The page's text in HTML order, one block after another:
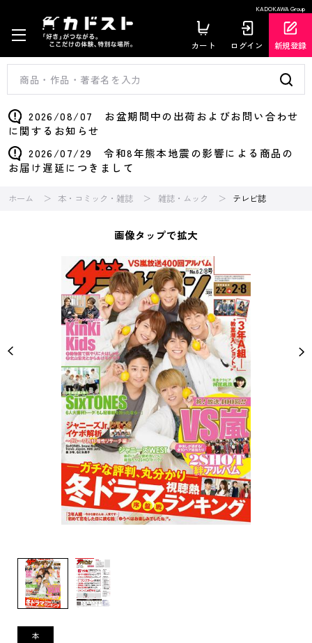
KADOKAWA Group
カート ログイン 新規登録
2026/08/07 お盆期間中の出荷およびお問い合わせ
に関するお知らせ
2026/07/29 令和8年熊本地震の影響による商品の
お届け遅延につきまして
ホーム 本・コミック・雑誌 雑誌・ムック テレビ誌
画像タップで拡大